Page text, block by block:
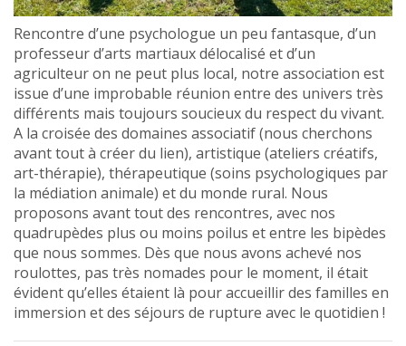
Rencontre d’une psychologue un peu fantasque, d’un
professeur d’arts martiaux délocalisé et d’un
agriculteur on ne peut plus local, notre association est
issue d’une improbable réunion entre des univers très
différents mais toujours soucieux du respect du vivant.
A la croisée des domaines associatif (nous cherchons
avant tout à créer du lien), artistique (ateliers créatifs,
art-thérapie), thérapeutique (soins psychologiques par
la médiation animale) et du monde rural. Nous
proposons avant tout des rencontres, avec nos
quadrupèdes plus ou moins poilus et entre les bipèdes
que nous sommes. Dès que nous avons achevé nos
roulottes, pas très nomades pour le moment, il était
évident qu’elles étaient là pour accueillir des familles en
immersion et des séjours de rupture avec le quotidien !